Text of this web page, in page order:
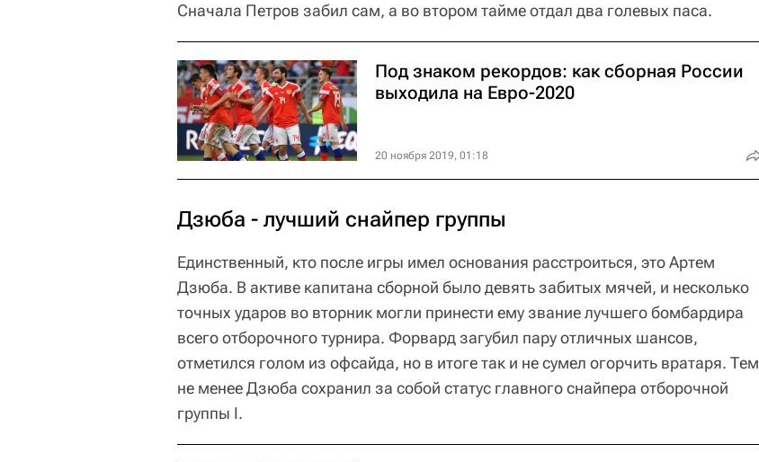
Сначала Петров забил сам, а во втором тайме отдал два голевых паса.
Под знаком рекордов: как сборная России
выходила на Евро-2020
20 ноября 2019, 01:18
Дзюба - лучший снайпер группы
Единственный, кто после игры имел основания расстроиться, это Артем
Дзюба. В активе капитана сборной было девять забитых мячей, и несколько
точных ударов во вторник могли принести ему звание лучшего бомбардира
всего отборочного турнира. Форвард загубил пару отличных шансов,
отметился голом из офсайда, но в итоге так и не сумел огорчить вратаря. Тем
не менее Дзюба сохранил за собой статус главного снайпера отборочной
группы I.